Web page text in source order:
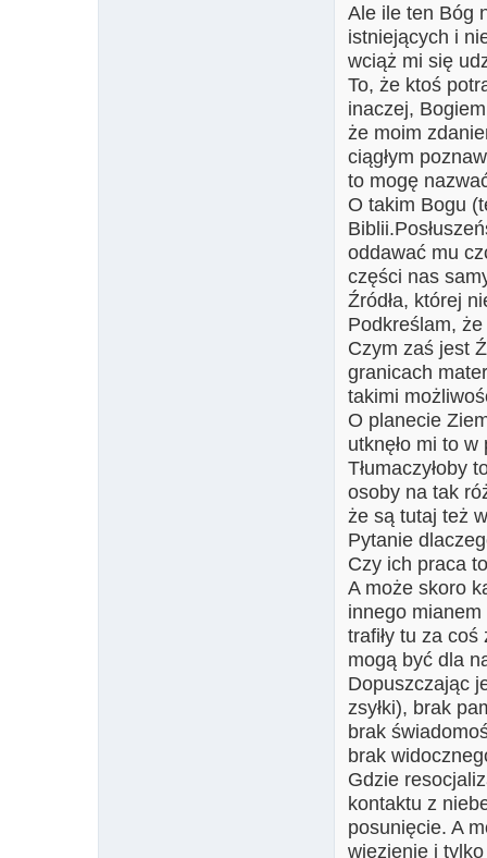
Ale ile ten Bóg
istniejących i
wciąż mi się
To, że ktoś
inaczej,
że moim
ciągłym
to mogę
O takim Bogu
oddawać mu
części nas
Źródła, której
Podkreślam,
Czym zaś jest
granicach
takimi
O planecie
utknęło mi to
Tłumaczyłoby
osoby na tak
że są tutaj też
Pytanie
Czy ich praca
A może skoro
innego
trafiły tu za coś
mogą być dla
Dopuszczając
zsyłki), brak
brak
brak
Gdzie
kontaktu z
posunięcie. A
więzienie i